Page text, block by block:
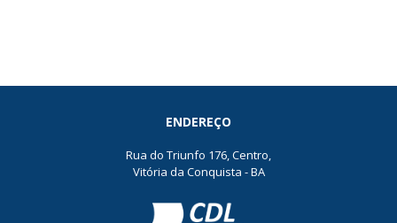
ENDEREÇO
Rua do Triunfo 176, Centro,
Vitória da Conquista - BA